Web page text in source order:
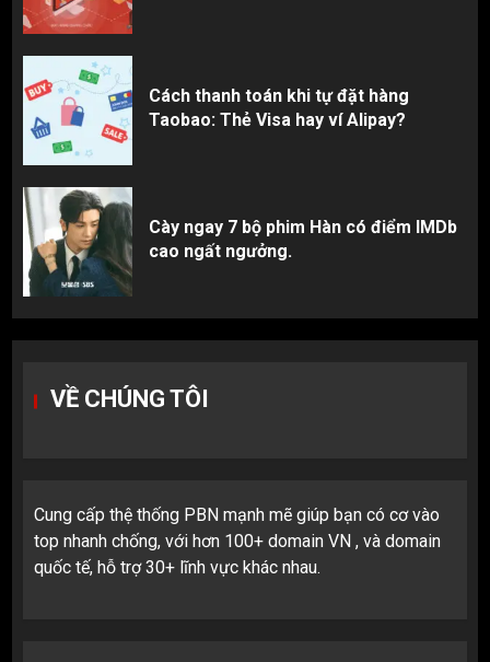
Cách thanh toán khi tự đặt hàng
Taobao: Thẻ Visa hay ví Alipay?
Cày ngay 7 bộ phim Hàn có điểm IMDb
cao ngất ngưởng.
VỀ CHÚNG TÔI
Cung cấp thệ thống PBN mạnh mẽ giúp bạn có cơ vào
top nhanh chống, với hơn 100+ domain VN , và domain
quốc tế, hỗ trợ 30+ lĩnh vực khác nhau.